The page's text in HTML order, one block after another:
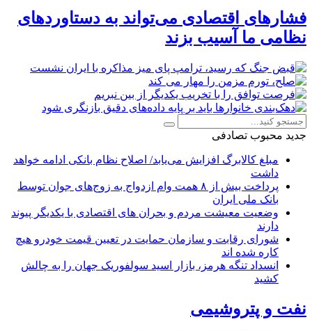
فشارهای اقتصادی می‌تواند به دستاوردهای
نظامی ما آسیب بزند
جدید محبوب تصادفی
مبلغ کالابرگ افزایش می‌یابد/ اصلاح نظام بانکی ادامه خواهد
داشت
پرداخت بیش از ۸ همت وام ازدواج به زوج‌های جوان توسط
بانک ملی ایران
وضعیت معیشت مردم و بحران های اقتصادی با یکدیگر پیوند
دارند
شورای رقابت و سازمان حمایت در تعیین قیمت خودرو هیچ
کاره شده اند
انسداد تنگه هرمز، بازار اسید سولفوریک جهان را به چالش
کشید
نفت و پتروشیمی